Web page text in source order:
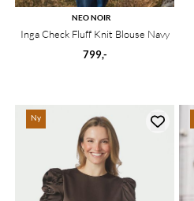
NEO NOIR
Inga Check Fluff Knit Blouse Navy
799,-
Ny